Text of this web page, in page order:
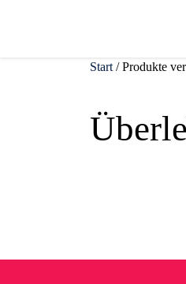
Start / Produkte